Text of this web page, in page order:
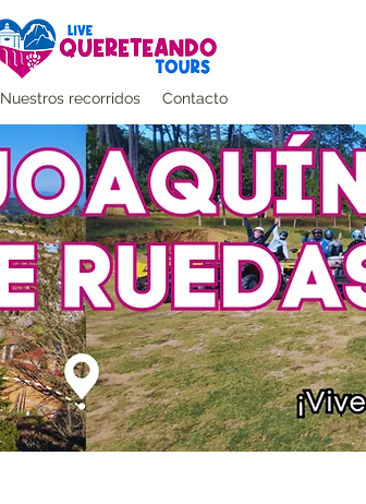
Nuestros recorridos Contacto